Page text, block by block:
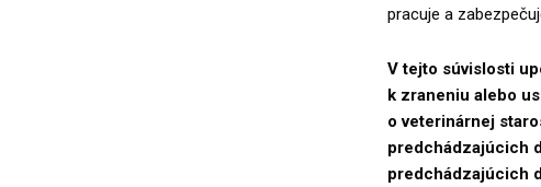
pracuje a
V tejto súvislosti
k zraneniu alebo
o veterinárnej
predchádzajúcich
predchádzajúcich